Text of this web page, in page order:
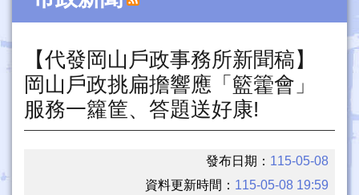
【代發岡山戶政事務所新聞稿】
岡山戶政挑扁擔響應「籃籗會」
服務一籮筐、答題送好康!
發布日期： 115-05-08
資料更新時間： 115-05-08 19:59